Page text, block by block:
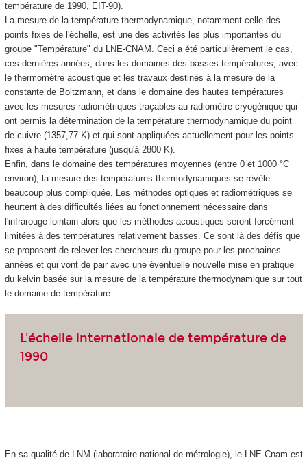
température de 1990, EIT-90).
La mesure de la température thermodynamique, notamment celle des
points fixes de l'échelle, est une des activités les plus importantes du
groupe "Température" du LNE-CNAM. Ceci a été particulièrement le cas,
ces dernières années, dans les domaines des basses températures, avec
le thermomètre acoustique et les travaux destinés à la mesure de la
constante de Boltzmann, et dans le domaine des hautes températures
avec les mesures radiométriques traçables au radiomètre cryogénique qui
ont permis la détermination de la température thermodynamique du point
de cuivre (1357,77 K) et qui sont appliquées actuellement pour les points
fixes à haute température (jusqu'à 2800 K).
Enfin, dans le domaine des températures moyennes (entre 0 et 1000 °C
environ), la mesure des températures thermodynamiques se révèle
beaucoup plus compliquée. Les méthodes optiques et radiométriques se
heurtent à des difficultés liées au fonctionnement nécessaire dans
l'infrarouge lointain alors que les méthodes acoustiques seront forcément
limitées à des températures relativement basses. Ce sont là des défis que
se proposent de relever les chercheurs du groupe pour les prochaines
années et qui vont de pair avec une éventuelle nouvelle mise en pratique
du kelvin basée sur la mesure de la température thermodynamique sur tout
le domaine de température.
L'échelle internationale de température de
1990
En sa qualité de LNM (laboratoire national de métrologie), le LNE-Cnam est